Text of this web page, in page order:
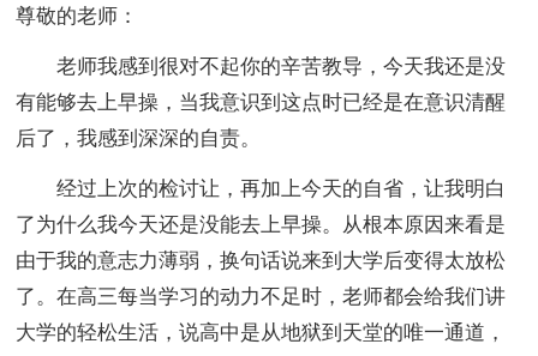
尊敬的老师：
老师我感到很对不起你的辛苦教导，今天我还是没
有能够去上早操，当我意识到这点时已经是在意识清醒
后了，我感到深深的自责。
经过上次的检讨让，再加上今天的自省，让我明白
了为什么我今天还是没能去上早操。从根本原因来看是
由于我的意志力薄弱，换句话说来到大学后变得太放松
了。在高三每当学习的动力不足时，老师都会给我们讲
大学的轻松生活，说高中是从地狱到天堂的唯一通道，